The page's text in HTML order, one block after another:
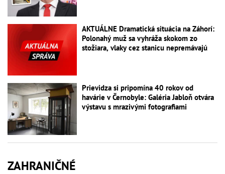
AKTUÁLNE Dramatická situácia na Záhorí:
Polonahý muž sa vyhráža skokom zo
stožiara, vlaky cez stanicu nepremávajú
Prievidza si pripomína 40 rokov od
havárie v Černobyle: Galéria Jabloň otvára
výstavu s mrazivými fotografiami
ZAHRANIČNÉ